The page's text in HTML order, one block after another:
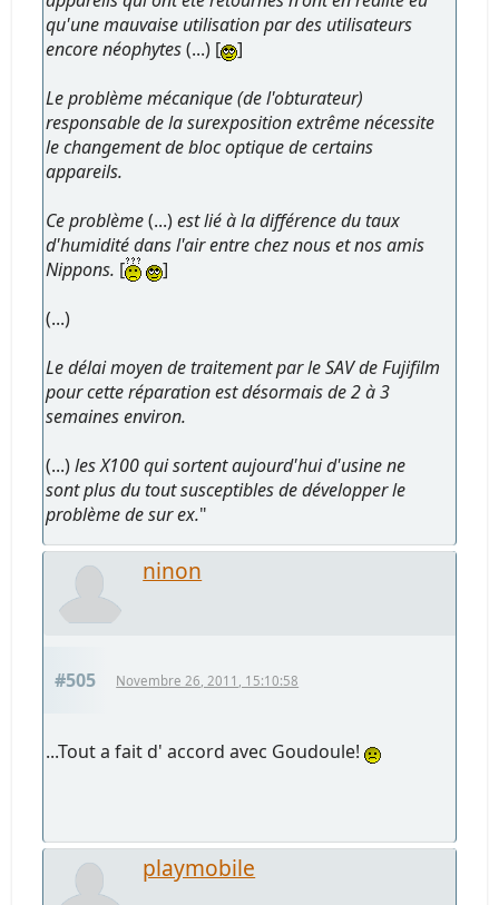
qu'une mauvaise utilisation par des utilisateurs
encore néophytes(...) [
]
Le problème mécanique (de l'obturateur)
responsable de la surexposition extrême nécessite
le changement de bloc optique de certains
appareils.
Ce problème(...)est lié à la différence du taux
d'humidité dans l'air entre chez nous et nos amis
Nippons. [
]
(...)
Le délai moyen de traitement par le SAV de Fujifilm
pour cette réparation est désormais de 2 à 3
semaines environ.
(...)les X100 qui sortent aujourd'hui d'usine ne
sont plus du tout susceptibles de développer le
problème de sur ex."
ninon
#505 Novembre 26, 2011, 15:10:58
...Tout a fait d' accord avec Goudoule!
playmobile